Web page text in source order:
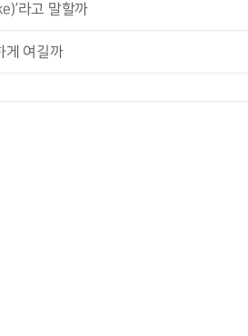
라고 말할까
게 여길까